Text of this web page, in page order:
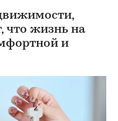
что жизнь на
и